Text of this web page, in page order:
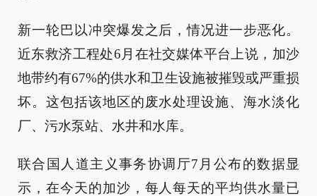
新一轮巴以冲突爆发之后，情况进一步恶化。
近东救济工程处6月在社交媒体平台上说，加沙
地带约有67%的供水和卫生设施被摧毁或严重损
坏。这包括该地区的废水处理设施、海水淡化
厂、污水泵站、水井和水库。
联合国人道主义事务协调厅7月公布的数据显
示，在今天的加沙，每人每天的平均供水量已